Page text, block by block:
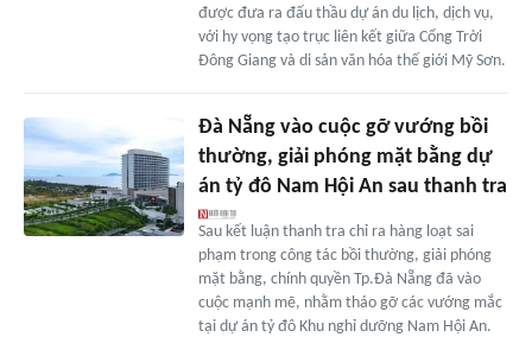
được đưa ra đấu thầu dự án du lịch, dịch vụ,
với hy vọng tạo trục liên kết giữa Cổng Trời
Đông Giang và di sản văn hóa thế giới Mỹ Sơn.
Đà Nẵng vào cuộc gỡ vướng bồi
thường, giải phóng mặt bằng dự
án tỷ đô Nam Hội An sau thanh tra
Sau kết luận thanh tra chỉ ra hàng loạt sai
phạm trong công tác bồi thường, giải phóng
mặt bằng, chính quyền Tp.Đà Nẵng đã vào
cuộc mạnh mẽ, nhằm tháo gỡ các vướng mắc
tại dự án tỷ đô Khu nghỉ dưỡng Nam Hội An.